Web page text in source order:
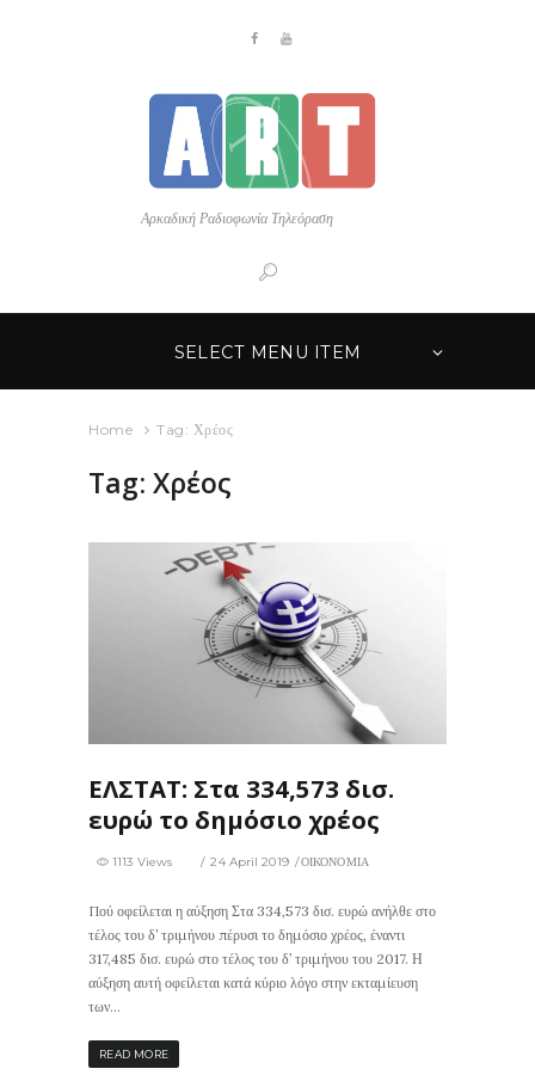
Αρκαδική Ραδιοφωνία Τηλεόραση
SELECT MENU ITEM
Home Tag: Χρέος
Tag: Χρέος
ΕΛΣΤΑΤ: Στα 334,573 δισ.
ευρώ το δημόσιο χρέος
24 April 2019 ΟΙΚΟΝΟΜΙΑ
1113 Views
Πού οφείλεται η αύξηση Στα 334,573 δισ. ευρώ ανήλθε στο
τέλος του δ’ τριμήνου πέρυσι το δημόσιο χρέος, έναντι
317,485 δισ. ευρώ στο τέλος του δ’ τριμήνου του 2017. Η
αύξηση αυτή οφείλεται κατά κύριο λόγο στην εκταμίευση
των...
READ MORE